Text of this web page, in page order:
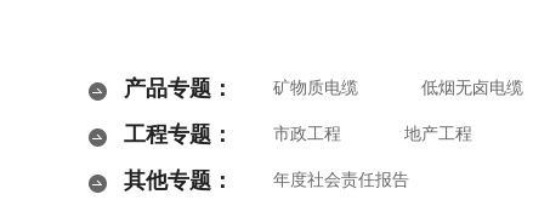
产品专题： 矿物质电缆 低烟无卤电缆
工程专题： 市政工程 地产工程
其他专题： 年度社会责任报告